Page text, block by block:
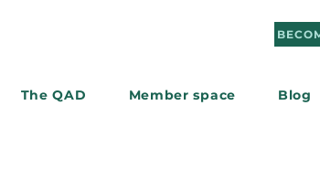
The QAD Member space Blog